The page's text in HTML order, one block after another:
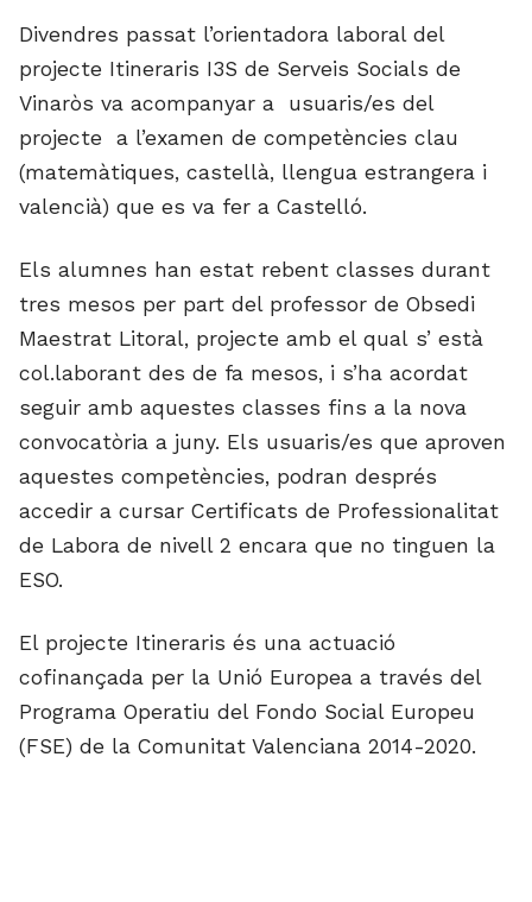
Divendres passat l’orientadora laboral del
projecte Itineraris I3S de Serveis Socials de
Vinaròs va acompanyar a usuaris/es del
projecte a l’examen de competències clau
(matemàtiques, castellà, llengua estrangera i
valencià) que es va fer a Castelló.
Els alumnes han estat rebent classes durant
tres mesos per part del professor de Obsedi
Maestrat Litoral, projecte amb el qual s’ està
col.laborant des de fa mesos, i s’ha acordat
seguir amb aquestes classes fins a la nova
convocatòria a juny. Els usuaris/es que aproven
aquestes competències, podran després
accedir a cursar Certificats de Professionalitat
de Labora de nivell 2 encara que no tinguen la
ESO.
El projecte Itineraris és una actuació
cofinançada per la Unió Europea a través del
Programa Operatiu del Fondo Social Europeu
(FSE) de la Comunitat Valenciana 2014-2020.